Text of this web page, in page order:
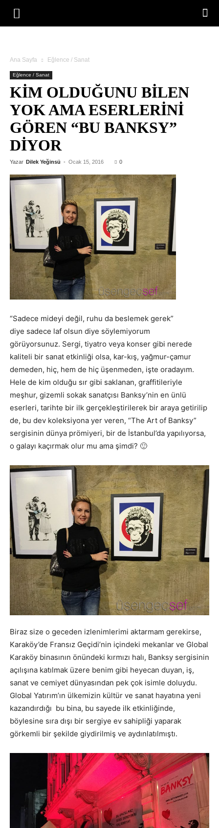
Ana Sayfa Eğlence / Sanat
Eğlence / Sanat
KIM OLDUĞUNU BILEN
YOK AMA ESERLERINI
GÖREN “BU BANKSY”
DIYOR
Yazar Dilek Yeğinsü - Ocak 15, 2016 0
“Sadece mideyi değil, ruhu da beslemek gerek”
diye sadece laf olsun diye söylemiyorum
görüyorsunuz. Sergi, tiyatro veya konser gibi nerede
kaliteli bir sanat etkinliği olsa, kar-kış, yağmur-çamur
demeden, hiç, hem de hiç üşenmeden, işte oradayım.
Hele de kim olduğu sır gibi saklanan, graffitileriyle
meşhur, gizemli sokak sanatçısı Banksy’nin en ünlü
eserleri, tarihte bir ilk gerçekleştirilerek bir araya getirilip
de, bu dev koleksiyona yer veren, “The Art of Banksy”
sergisinin dünya prömiyeri, bir de İstanbul’da yapılıyorsa,
o galayı kaçırmak olur mu ama şimdi? 🙂
Biraz size o geceden izlenimlerimi aktarmam gerekirse,
Karaköy’de Fransız Geçidi’nin içindeki mekanlar ve Global
Karaköy binasının önündeki kırmızı halı, Banksy sergisinin
açılışına katılmak üzere benim gibi heyecan duyan, iş,
sanat ve cemiyet dünyasından pek çok isimle doluydu.
Global Yatırım’ın ülkemizin kültür ve sanat hayatına yeni
kazandırdığı bu bina, bu sayede ilk etkinliğinde,
böylesine sıra dışı bir sergiye ev sahipliği yaparak
görkemli bir şekilde giydirilmiş ve aydınlatılmıştı.